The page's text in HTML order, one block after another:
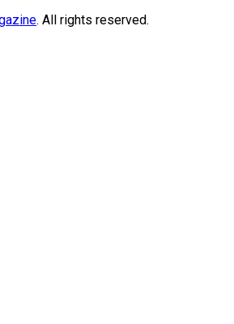
. All rights reserved.